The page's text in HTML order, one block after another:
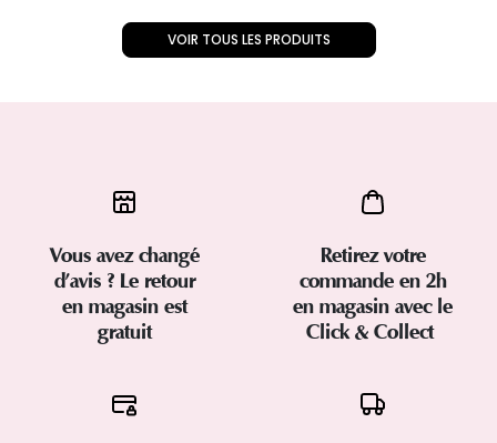
VOIR TOUS LES PRODUITS
Vous avez changé
d’avis ? Le retour
en magasin est
gratuit
Retirez votre
commande en 2h
en magasin avec le
Click & Collect